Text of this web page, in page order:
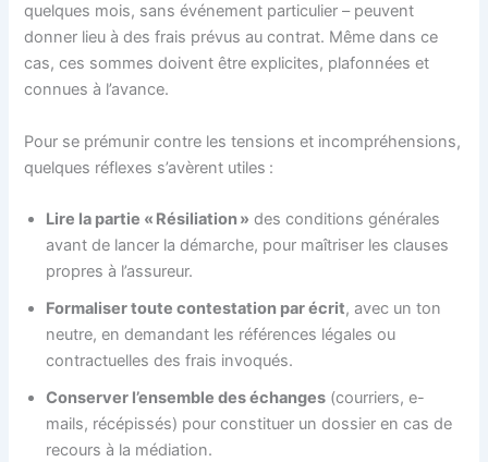
quelques mois, sans événement particulier – peuvent
donner lieu à des frais prévus au contrat. Même dans ce
cas, ces sommes doivent être explicites, plafonnées et
connues à l’avance.
Pour se prémunir contre les tensions et incompréhensions,
quelques réflexes s’avèrent utiles :
Lire la partie « Résiliation » des conditions générales
avant de lancer la démarche, pour maîtriser les clauses
propres à l’assureur.
Formaliser toute contestation par écrit, avec un ton
neutre, en demandant les références légales ou
contractuelles des frais invoqués.
Conserver l’ensemble des échanges (courriers, e-
mails, récépissés) pour constituer un dossier en cas de
recours à la médiation.